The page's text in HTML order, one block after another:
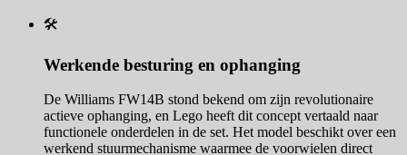
🛠️
Werkende besturing en ophanging
De Williams FW14B stond bekend om zijn revolutionaire
actieve ophanging, en Lego heeft dit concept vertaald naar
functionele onderdelen in de set. Het model beschikt over een
werkend stuurmechanisme waarmee de voorwielen direct